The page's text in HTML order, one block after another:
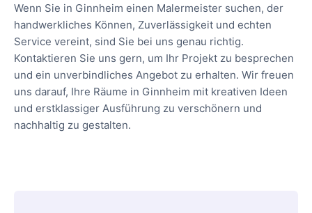
Wenn Sie in Ginnheim einen Malermeister suchen, der
handwerkliches Können, Zuverlässigkeit und echten
Service vereint, sind Sie bei uns genau richtig.
Kontaktieren Sie uns gern, um Ihr Projekt zu besprechen
und ein unverbindliches Angebot zu erhalten. Wir freuen
uns darauf, Ihre Räume in Ginnheim mit kreativen Ideen
und erstklassiger Ausführung zu verschönern und
nachhaltig zu gestalten.